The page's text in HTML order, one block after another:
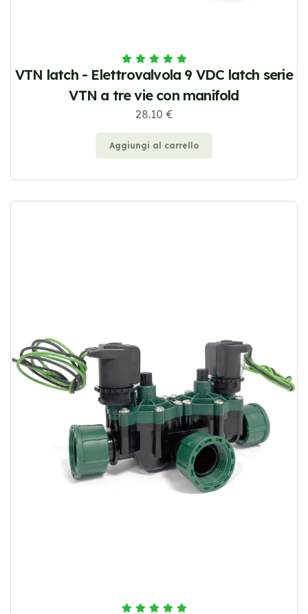
VTN latch - Elettrovalvola 9 VDC latch serie
VTN a tre vie con manifold
28.10 €
Aggiungi al carrello